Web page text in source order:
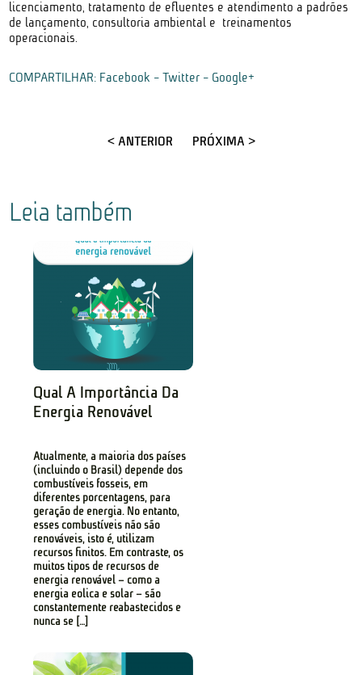
licenciamento, tratamento de efluentes e atendimento a padrões
de lançamento, consultoria ambiental e treinamentos
operacionais.
COMPARTILHAR: Facebook -Twitter - Google+
< ANTERIOR PRÓXIMA >
Leia também
Qual A Importância Da
Energia Renovável
Atualmente, a maioria dos países
(incluindo o Brasil) depende dos
combustíveis fósseis, em
diferentes porcentagens, para
geração de energia. No entanto,
esses combustíveis não são
renováveis, isto é, utilizam
recursos finitos. Em contraste, os
muitos tipos de recursos de
energia renovável – como a
energia eólica e solar – são
constantemente reabastecidos e
nunca se […]